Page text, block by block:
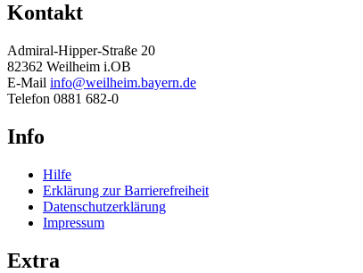
Kontakt
Admiral-Hipper-Straße 20
82362 Weilheim i.OB
E-Mail info@weilheim.bayern.de
Telefon 0881 682-0
Info
Hilfe
Erklärung zur Barrierefreiheit
Datenschutzerklärung
Impressum
Extra